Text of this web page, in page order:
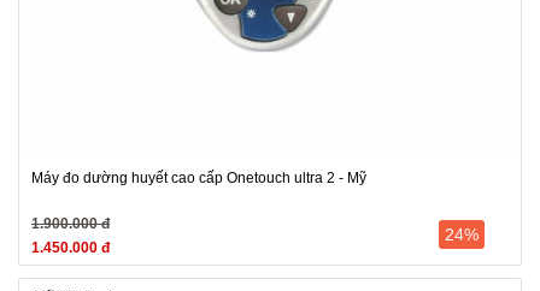
Máy đo dường huyết cao cấp Onetouch ultra 2 - Mỹ
1.900.000 đ
1.450.000 đ
24%